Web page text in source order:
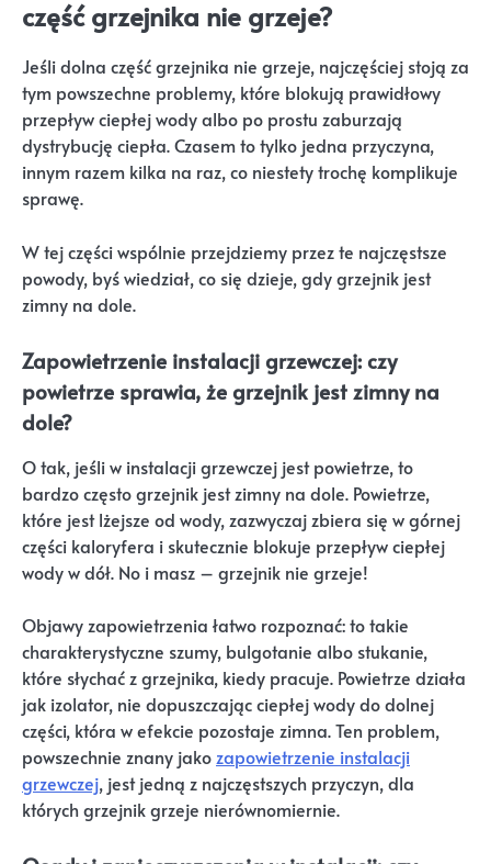
część grzejnika nie grzeje?
Jeśli dolna część grzejnika nie grzeje, najczęściej stoją za
tym powszechne problemy, które blokują prawidłowy
przepływ ciepłej wody albo po prostu zaburzają
dystrybucję ciepła. Czasem to tylko jedna przyczyna,
innym razem kilka na raz, co niestety trochę komplikuje
sprawę.
W tej części wspólnie przejdziemy przez te najczęstsze
powody, byś wiedział, co się dzieje, gdy grzejnik jest
zimny na dole.
Zapowietrzenie instalacji grzewczej: czy
powietrze sprawia, że grzejnik jest zimny na
dole?
O tak, jeśli w instalacji grzewczej jest powietrze, to
bardzo często grzejnik jest zimny na dole. Powietrze,
które jest lżejsze od wody, zazwyczaj zbiera się w górnej
części kaloryfera i skutecznie blokuje przepływ ciepłej
wody w dół. No i masz – grzejnik nie grzeje!
Objawy zapowietrzenia łatwo rozpoznać: to takie
charakterystyczne szumy, bulgotanie albo stukanie,
które słychać z grzejnika, kiedy pracuje. Powietrze działa
jak izolator, nie dopuszczając ciepłej wody do dolnej
części, która w efekcie pozostaje zimna. Ten problem,
powszechnie znany jakozapowietrzenie instalacji
grzewczej, jest jedną z najczęstszych przyczyn, dla
których grzejnik grzeje nierównomiernie.